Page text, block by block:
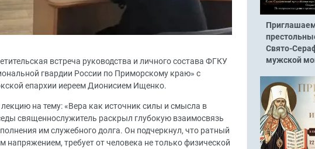
встреча руководства и личного состава ФГКУ
гвардии России по Приморскому краю» с
епархии иереем Дионисием Ищенко.
на тему: «Вера как источник силы и смысла в
священнослужитель раскрыл глубокую взаимосвязь
им служебного долга. Он подчеркнул, что ратный
требует от человека не только физической
Свято-
мужской